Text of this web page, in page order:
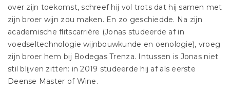
over zijn toekomst, schreef hij vol trots dat hij samen met
zijn broer wijn zou maken. En zo geschiedde. Na zijn
academische flitscarrière (Jonas studeerde af in
voedseltechnologie wijnbouwkunde en oenologie), vroeg
zijn broer hem bij Bodegas Trenza. Intussen is Jonas niet
stil blijven zitten: in 2019 studeerde hij af als eerste
Deense Master of Wine.